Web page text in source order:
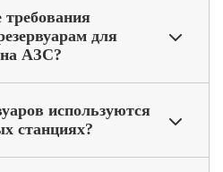
требования
для
АЗС?
используются
станциях?